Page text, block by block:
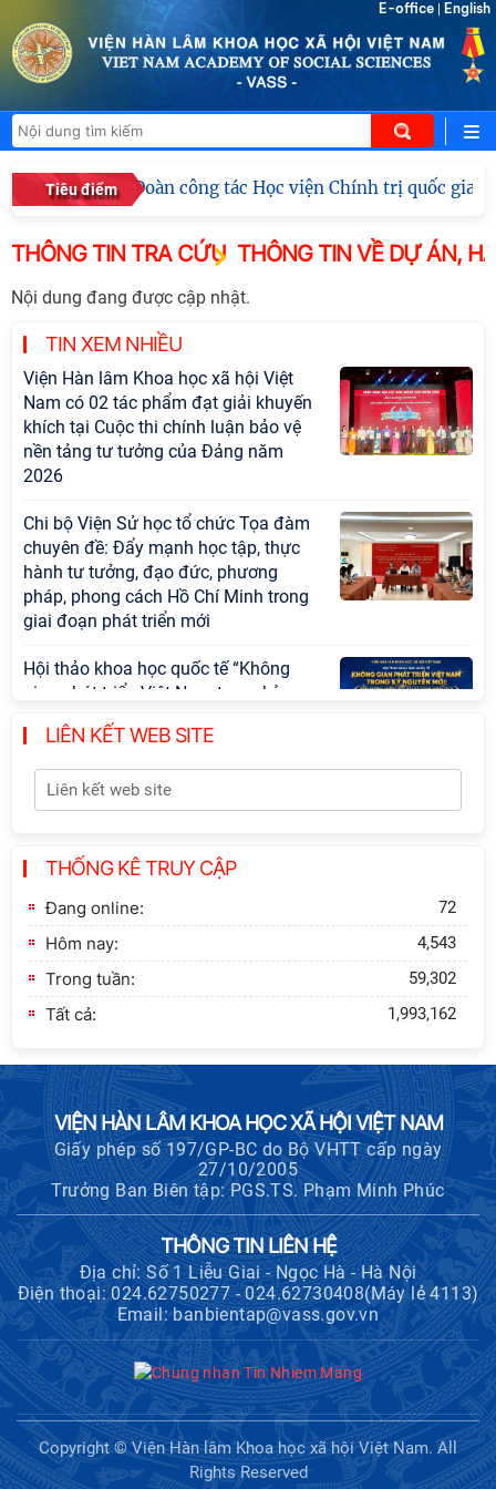
E-office English
Tiêu điểm Đoàn công tác Học viện Chính trị quốc gia
THÔNG TIN TRA CỨU THÔNG TIN VỀ DỰ ÁN,
Nội dung đang được cập nhật.
TIN XEM NHIỀU
Viện Hàn lâm Khoa học xã hội Việt
Nam có 02 tác phẩm đạt giải khuyến
khích tại Cuộc thi chính luận bảo vệ
nền tảng tư tưởng của Đảng năm
2026
Chi bộ Viện Sử học tổ chức Tọa đàm
chuyên đề: Đẩy mạnh học tập, thực
hành tư tưởng, đạo đức, phương
pháp, phong cách Hồ Chí Minh trong
giai đoạn phát triển mới
Hội thảo khoa học quốc tế “Không
gian phát triển Việt Nam trong kỷ
nguyên mới: Định hướng chiến lược
và lựa chọn chính sách” sẽ diễn ra
vào thứ ba, ngày 28/7/2026
Tọa đàm Giao lưu chuyên đề về
Đảng Cộng sản Trung Quốc và Đảng
Cộng sản Việt Nam trong lãnh đạo sự
nghiệp xây dựng chủ nghĩa xã hội
Hội nghị Lãnh đạo Viện Hàn lâm
Khoa học xã hội Việt Nam làm việc
với Ban Chủ nhiệm các Chương trình
Hội thảo khoa học "Kinh tế Việt Nam
6 tháng đầu năm 2026: Thách thức,
động lực và triển vọng phát triển"
Hội nghị Ban Chỉ đạo về dữ liệu Viện
Hàn lâm Khoa học xã hội Việt Nam
Hội thảo quốc tế "Không gian phát
triển Việt Nam trong kỷ nguyên mới:
Định hướng chiến lược và lựa chọn
chính sách”
Khai quật công trường khai thác đá
xây dựng Thành Nhà Hồ ở núi An Tôn
LIÊN KẾT WEB SITE
THỐNG KÊ TRUY CẬP
Đang online: 72
Hôm nay: 4,543
Trong tuần: 59,302
Tất cả: 1,993,162
VIỆN HÀN LÂM KHOA HỌC XÃ HỘI VIỆT NAM
Giấy phép số 197/GP-BC do Bộ VHTT cấp ngày
27/10/2005
Trưởng Ban Biên tập: PGS.TS. Phạm Minh Phúc
THÔNG TIN LIÊN HỆ
Địa chỉ: Số 1 Liễu Giai - Ngọc Hà - Hà Nội
Điện thoại: 024.62750277 - 024.62730408(Máy lẻ 4113)
Email: banbientap@vass.gov.vn
Copyright © Viện Hàn lâm Khoa học xã hội Việt Nam. All
Rights Reserved